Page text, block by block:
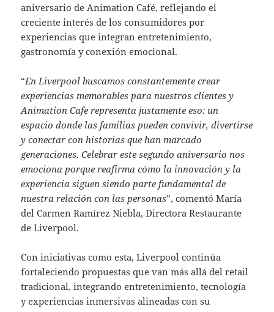
aniversario de Animation Café, reflejando el
creciente interés de los consumidores por
experiencias que integran entretenimiento,
gastronomía y conexión emocional.
“En Liverpool buscamos constantemente crear
experiencias memorables para nuestros clientes y
Animation Cafe representa justamente eso: un
espacio donde las familias pueden convivir, divertirse
y conectar con historias que han marcado
generaciones. Celebrar este segundo aniversario nos
emociona porque reafirma cómo la innovación y la
experiencia siguen siendo parte fundamental de
nuestra relación con las personas”, comentó María
del Carmen Ramírez Niebla, Directora Restaurante
de Liverpool.
Con iniciativas como esta, Liverpool continúa
fortaleciendo propuestas que van más allá del retail
tradicional, integrando entretenimiento, tecnología
y experiencias inmersivas alineadas con su